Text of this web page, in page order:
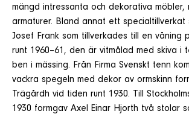
mängd intressanta och dekorativa möbler,
armaturer. Bland annat ett
Josef Frank som tillverkades till en våning
runt 1960–61, den är vitmålad med skiva i
ben i mässing. Från Firma Svenskt tenn
vackra spegeln med dekor av ormskinn
Trägårdh vid tiden runt 1930. Till
1930 formgav Axel Einar Hjorth två stolar